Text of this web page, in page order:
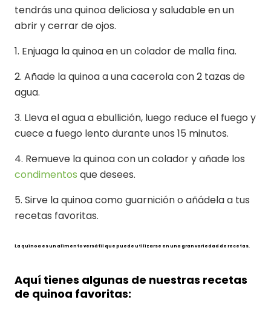
tendrás una quinoa deliciosa y saludable en un
abrir y cerrar de ojos.
1. Enjuaga la quinoa en un colador de malla fina.
2. Añade la quinoa a una cacerola con 2 tazas de
agua.
3. Lleva el agua a ebullición, luego reduce el fuego y
cuece a fuego lento durante unos 15 minutos.
4. Remueve la quinoa con un colador y añade los
condimentos que desees.
5. Sirve la quinoa como guarnición o añádela a tus
recetas favoritas.
La quinoa es un alimento versátil que puede utilizarse en una gran variedad de recetas.
Aquí tienes algunas de nuestras recetas
de quinoa favoritas: